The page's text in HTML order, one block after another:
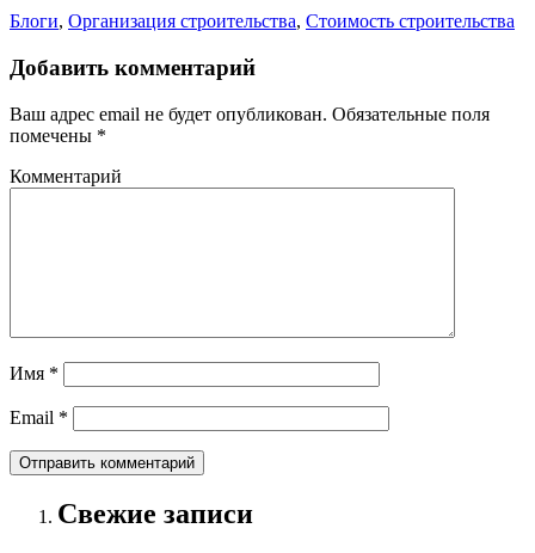
Блоги, Организация строительства, Стоимость строительства
Добавить комментарий
Ваш адрес email не будет опубликован. Обязательные поля
помечены *
Комментарий
Имя *
Email *
Свежие записи